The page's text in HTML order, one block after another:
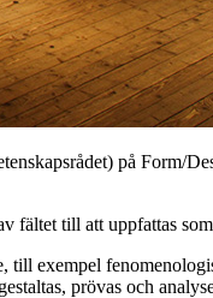
på Form/
till att uppfattas
exempel
prövas och